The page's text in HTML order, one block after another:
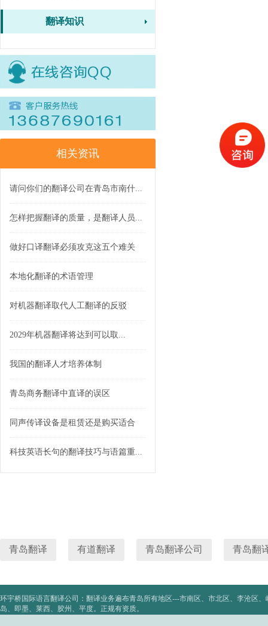
翻译知识
相关资讯
请问你们的翻译公司在青岛市南什...
怎样把握翻译的质量，是翻译人员...
做好口译翻译必须攻克这五个难关
本地化翻译的术语管理
对机器翻译取代人工翻译的反驳
2029年机器翻译将达到可以取...
我国的翻译人才培养体制
青岛商务翻译中直译的误区
同声传译设备是租赁还是购买适合
科技英语长句的翻译技巧与语篇重...
青岛翻译 有道翻译 青岛翻译公司 青岛翻
环宇桥国际语言翻译公司：翻译业务遍布青岛所有地区---市南区、市北区、李沧区
岛、即墨、莱西、胶州、平度。正规有资质。